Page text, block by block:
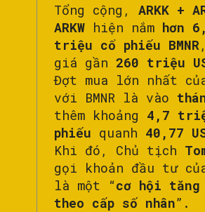
Tổng cộng, ARKK +
ARKW hiện nắm hơn
triệu cổ phiếu BMNR
giá gần 260 triệu
Đợt mua lớn nhất
với BMNR là vào
thêm khoảng 4,7
phiếu quanh 40,77
Khi đó, Chủ tịch
gọi khoản đầu tư
là một “cơ hội tăng
theo cấp số nhân”.